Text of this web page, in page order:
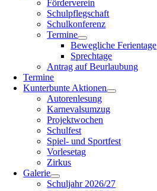
Förderverein
Schulpflegschaft
Schulkonferenz
Termine
Bewegliche Ferientage
Sprechtage
Antrag auf Beurlaubung
Termine
Kunterbunte Aktionen
Autorenlesung
Karnevalsumzug
Projektwochen
Schulfest
Spiel- und Sportfest
Vorlesetag
Zirkus
Galerie
Schuljahr 2026/27